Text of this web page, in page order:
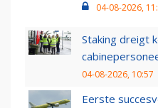
04-08-2026,
Staking dreigt
04-08-2026, 10:57
Eerste